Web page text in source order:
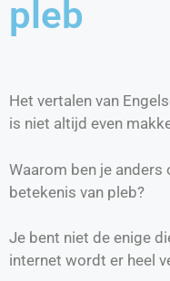
pleb
Het vertalen van
is niet altijd even
Waarom ben je anders
betekenis van pleb?
Je bent niet de enige
internet wordt er heel